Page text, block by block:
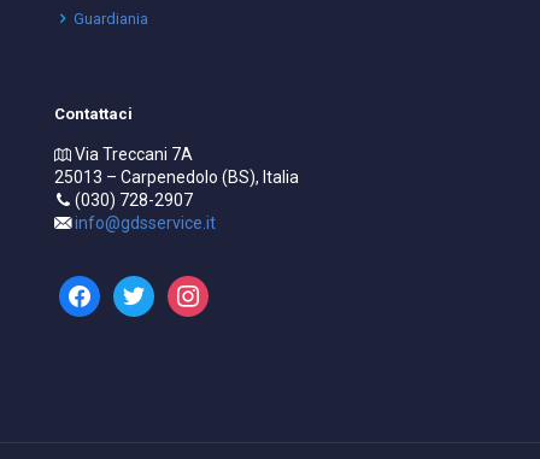
Guardiania
Contattaci
Via Treccani 7A
25013 – Carpenedolo (BS), Italia
(030) 728-2907
info@gdsservice.it
facebooktwitter instagram